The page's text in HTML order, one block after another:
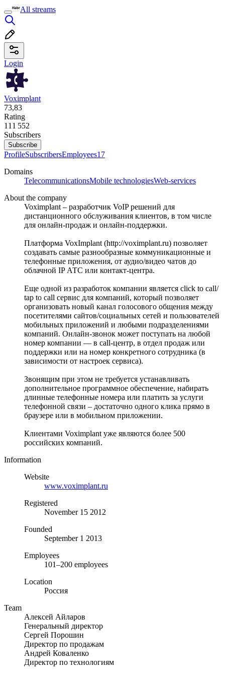
All streams
Login
Voximplant
73,83
Rating
111 552
Subscribers
Subscribe
ProfileSubscribersEmployees17
Domains
TelecommunicationsMobile technologiesWeb-services
About the company
Voximplant – разработчик VoIP решений для
дистанционного обслуживания клиентов, в том числе
для онлайн-продаж и онлайн-поддержки.
Платформа VoxImplant (http://voximplant.ru) позволяет
создавать самые разнообразные коммуникационные и
телефонные приложения, от аудио/видео чатов до
облачной IP АТС или контакт-центра.
Еще одной из разработок компании является click to call/
tap to call сервис для компаний, который позволяет
организовать новый канал голосового общения между
посетителями сайтов/cоциальных сетей и пользователей
мобильных приложений и любыми подразделениями
компаний. Онлайн-звонок может поступать на любой
номер компании — в call-центр, в отдел продаж или
поддержки или на номер конкретного сотрудника (в
зависимости от настроек сервиса).
Звонящим при этом не требуется устанавливать
дополнительное программное обеспечение, набирать
длинные телефонные номера или платить за услуги
телефонной связи – достаточно одного клика прямо в
браузере или в мобильном приложении.
Клиентами Voximplant уже являются более 500
российских компаний.
Information
Website
www.voximplant.ru
Registered
November 15 2012
Founded
September 1 2013
Employees
101–200 employees
Location
Россия
Team
Алексей Айларов
Генеральный директор
Сергей Порошин
Директор по продажам
Андрей Коваленко
Директор по технологиям